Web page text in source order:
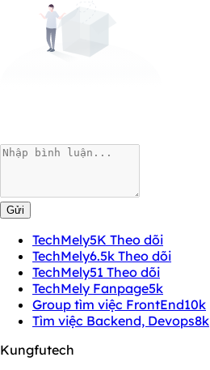
Gửi
TechMely5K Theo dõi
TechMely6.5k Theo dõi
TechMely51 Theo dõi
TechMely Fanpage5k
Group tìm việc FrontEnd10k
Tìm việc Backend, Devops8k
Kungfutech